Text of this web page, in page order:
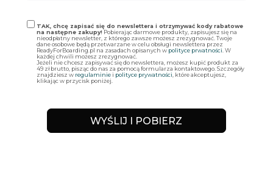
TAK, chcę zapisać się do newslettera i otrzymywać kody rabatowe
na następne zakupy! Pobierając darmowe produkty, zapisujesz się na
nieodpłatny newsletter, z którego zawsze możesz zrezygnować. Twoje
dane osobowe będą przetwarzane w celu obsługi newslettera przez
ReadyForBoarding.pl na zasadach opisanych w polityce prwatności . W
każdej chwili możesz zrezygnować.
Jeżeli nie chcesz zapisywać się do newslettera, możesz kupić produkt za
49 zł brutto, pisząc do nas za pomocą formularza kontaktowego. Szczegóły
znajdziesz w regulaminie i polityce prywatności , które akceptujesz,
klikając w przycisk poniżej.
WYŚLIJ I POBIERZ